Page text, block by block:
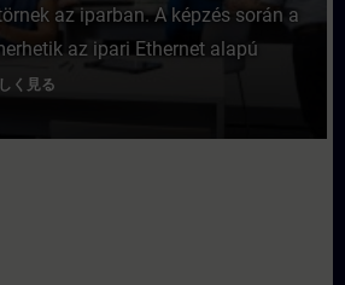
az iparban. A képzés során a
az ipari Ethernet alapú
く見る